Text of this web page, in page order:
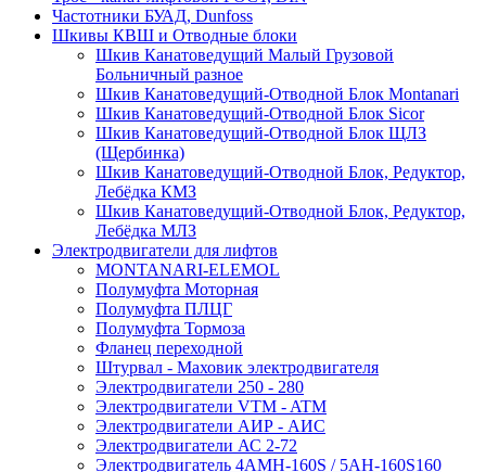
Частотники БУАД, Dunfoss
Шкивы КВШ и Отводные блоки
Шкив Канатоведущий Малый Грузовой
Больничный разное
Шкив Канатоведущий-Отводной Блок Montanari
Шкив Канатоведущий-Отводной Блок Sicor
Шкив Канатоведущий-Отводной Блок ЩЛЗ
(Щербинка)
Шкив Канатоведущий-Отводной Блок, Редуктор,
Лебёдка КМЗ
Шкив Канатоведущий-Отводной Блок, Редуктор,
Лебёдка МЛЗ
Электродвигатели для лифтов
MONTANARI-ELEMOL
Полумуфта Моторная
Полумуфта ПЛЦГ
Полумуфта Тормоза
Фланец переходной
Штурвал - Маховик электродвигателя
Электродвигатели 250 - 280
Электродвигатели VTM - ATM
Электродвигатели АИР - АИС
Электродвигатели АС 2-72
Электродвигатель 4АМН-160S / 5АН-160S160